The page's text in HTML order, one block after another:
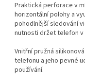
Praktická perforace v
horizontální polohy a
pohodlnější sledování
nutnosti držet telefon v
Vnitřní pružná
telefonu a jeho pevné
používání.